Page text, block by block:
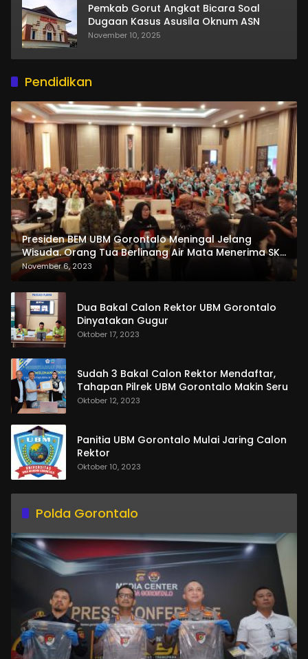
Pemkab Gorut Angkat Bicara Soal
Dugaan Kasus Asusila Oknum ASN
November 10, 2025
Pendidikan
Presiden BEM UBM Gorontalo Meningal Jelang
Wisuda. Orang Tua Berlinang Air Mata Menerima SKL
dan Pemasangan Salempang
November 6, 2023
Dua Bakal Calon Rektor UBM Gorontalo
Dinyatakan Gugur
Oktober 17, 2023
Sudah 3 Bakal Calon Rektor Mendaftar,
Tahapan Pilrek UBM Gorontalo Makin Seru
Oktober 12, 2023
Panitia UBM Gorontalo Mulai Jaring Calon
Rektor
Oktober 10, 2023
Polda Gorontalo